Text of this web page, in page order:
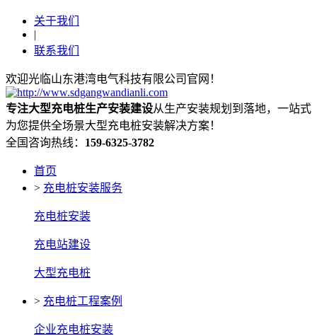
关于我们
|
联系我们
欢迎光临山东港湾电气科技有限公司官网！
专注大型充电桩生产安装建设从生产安装规划到落地，一站式
为您提供全场景大型充电桩安装解决方案！
全国咨询热线： 159-6325-3782
首页
> 充电桩安装服务
充电桩安装
充电站建设
大型充电桩
> 充电桩工程案例
企业充电桩安装